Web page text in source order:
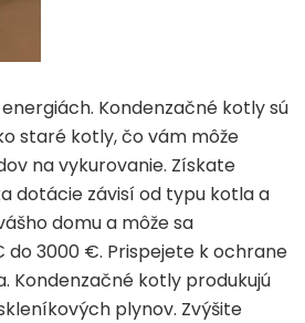
Kondenzačné kotly sú
staré kotly, čo vám môže
na vykurovanie. Získate
dotácie závisí od typu kotla a
domu a môže sa
3000 €. Prispejete k ochrane
Kondenzačné kotly produkujú
plynov. Zvýšite